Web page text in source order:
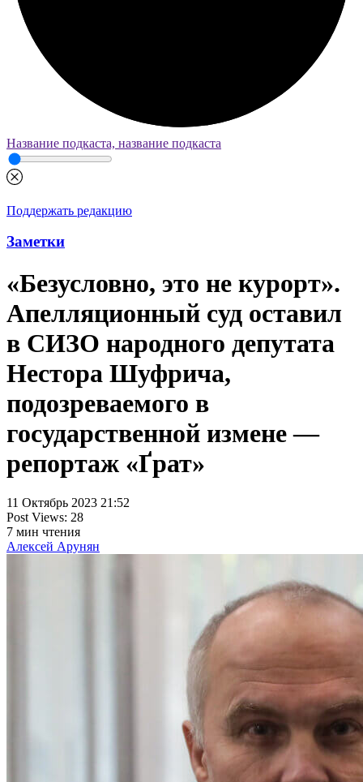
Название подкаста, название подкаста
Поддержать редакцию
Заметки
«Безусловно, это не курорт».
Апелляционный суд оставил
в СИЗО народного депутата
Нестора Шуфрича,
подозреваемого в
государственной измене —
репортаж «Ґрат»
11 Октябрь 2023 21:52
Post Views: 28
7 мин чтения
Алексей Арунян